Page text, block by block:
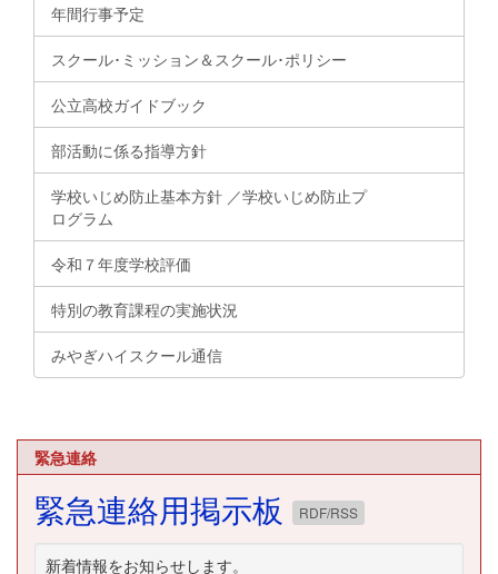
年間行事予定
スクール･ミッション＆スクール･ポリシー
公立高校ガイドブック
部活動に係る指導方針
学校いじめ防止基本方針 ／学校いじめ防止プ
ログラム
令和７年度学校評価
特別の教育課程の実施状況
みやぎハイスクール通信
緊急連絡
緊急連絡用掲示板 RDF/RSS
新着情報をお知らせします。